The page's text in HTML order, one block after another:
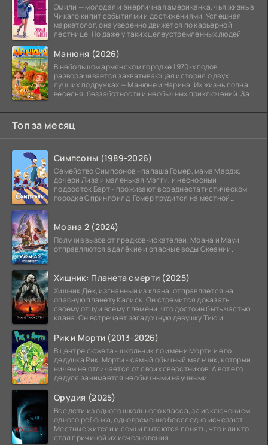
Эмили — молодая и энергичная американка, чья жизнь в
Чикаго кипит событиями и достижениями. Успешная
маркетолог, она уверенно движется по карьерной
лестнице. Но даже у таких целеустремленных людей
Манюня (2026)
В небольшом армянском городке 1970-х годов
разворачивается захватывающая история о двух
лучших подружках — Манюне и Наринэ. Их жизнь полна
веселья, беззаботности и необычных приключений. За
Топ за месяц
Симпсоны (1989-2026)
Семейство Симпсонов - папаша Гомер, мама Мардж,
дочери Лиза и маленькая Мэгги, и несносный
подросток Барт - проживают в среднестатистическом
городке Спрингфилд. Гомер трудится на местной
Моана 2 (2024)
Получив вызов от предков-искателей, Моана и Мауи
отправляются в далёкие и опасные воды Океании.
Хищник: Планета смерти (2025)
Хищник Дек, изгнанный из клана, отправляется на
опасную планету Калиск. Он стремится доказать
своему отцу и всему племени, что достоин быть частью
клана. Он встречает загадочную девушку Тию и
Рик и Морти (2013-2026)
В центре сюжета - школьник по имени Морти и его
дедушка Рик. Морти - самый обычный мальчик, который
ничем не отличается от своих сверстников. А вот его
дедуля занимается необычными научными
Орудия (2025)
Все дети из одного школьного класса, за исключением
одного ребёнка, одновременно бесследно исчезают.
Местные жители и семьи пытаются понять, что или кто
стал причиной их исчезновения.